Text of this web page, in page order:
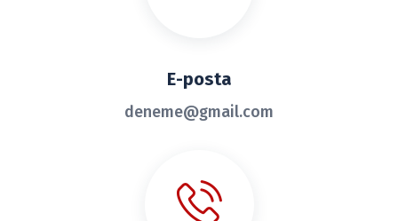
E-posta
deneme@gmail.com